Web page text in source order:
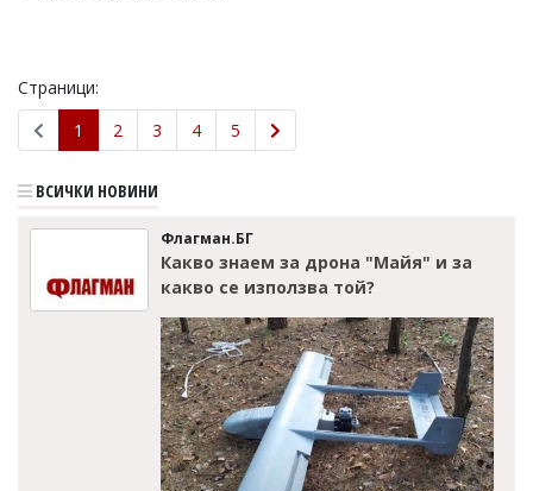
Страници:
1
2 3 4 5
ВСИЧКИ НОВИНИ
Флагман.БГ
Какво знаем за дрона "Майя" и за
какво се използва той?